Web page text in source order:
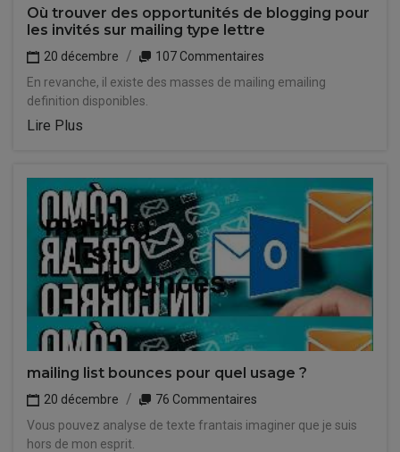
Où trouver des opportunités de blogging pour
les invités sur mailing type lettre
20 décembre
107 Commentaires
En revanche, il existe des masses de mailing emailing
definition disponibles.
Lire Plus
mailing list bounces pour quel usage ?
20 décembre
76 Commentaires
Vous pouvez analyse de texte frantais imaginer que je suis
hors de mon esprit.